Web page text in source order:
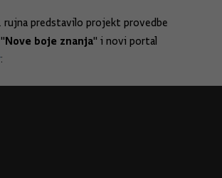
predstavilo projekt provedbe
Nove boje znanja" i novi portal
: